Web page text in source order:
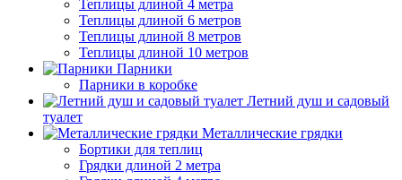
Теплицы длиной 4 метра
Теплицы длиной 6 метров
Теплицы длиной 8 метров
Теплицы длиной 10 метров
Парники
Парники в коробке
Летний душ и садовый
туалет
Металлические грядки
Бортики для теплиц
Грядки длиной 2 метра